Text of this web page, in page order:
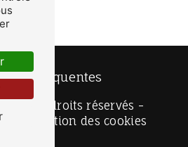
fréquentes
- Tous droits réservés -
Gestion des cookies